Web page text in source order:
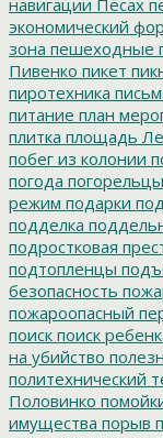
экономический
зона пешеходные
Пивенко пикет
пиротехника
питание план
плитка площадь
побег из колонии
погода погорельцы
режим подарки
подделка
подростковая
подтопленцы
безопасность
пожароопасный
поиск поиск
на убийство
политехнический
Половинко
имущества порыв